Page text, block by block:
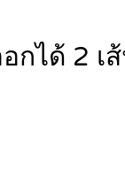
กได้ 2